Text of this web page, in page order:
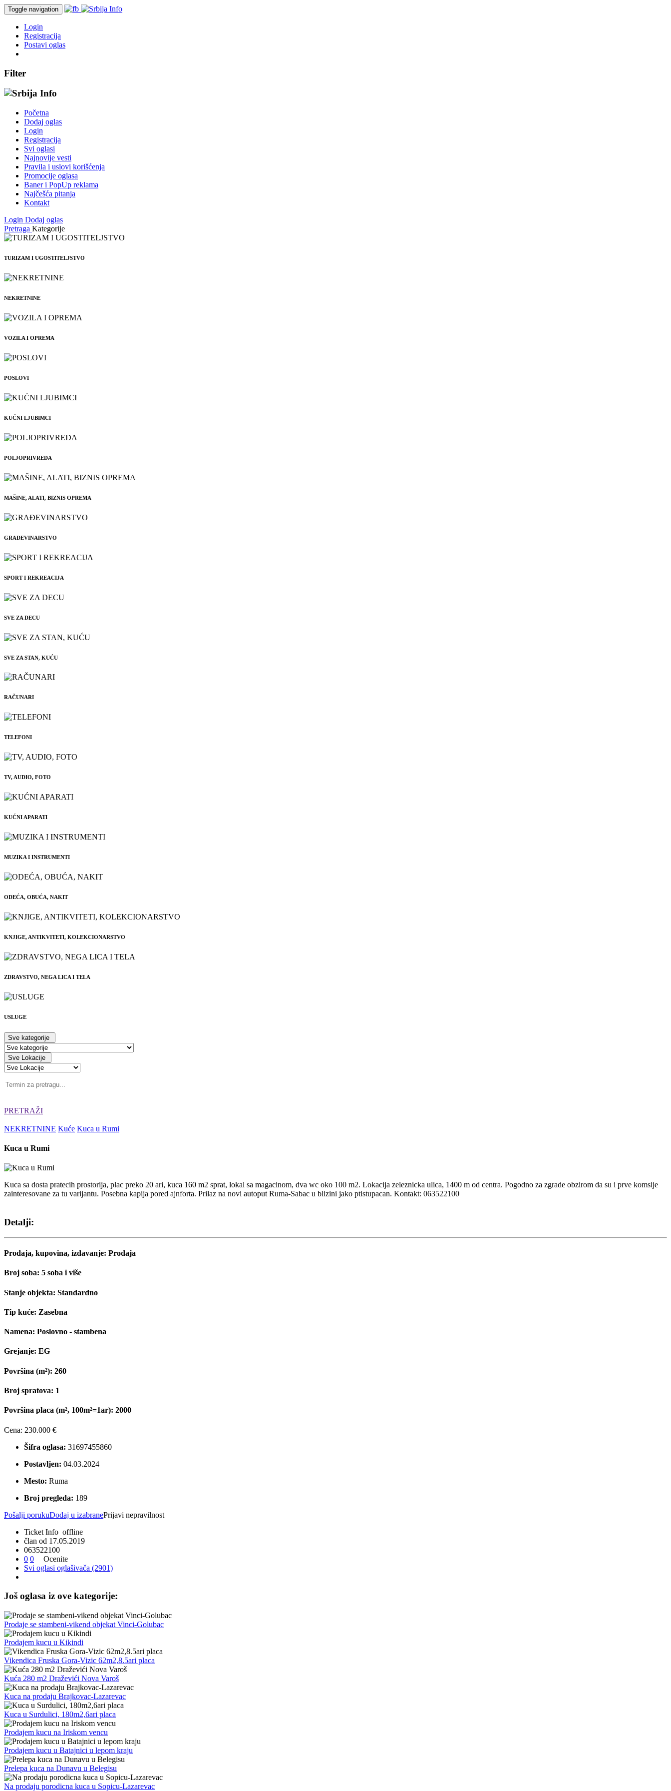
Toggle navigation
Login
Registracija
Postavi oglas
Filter
Početna
Dodaj oglas
Login
Registracija
Svi oglasi
Najnovije vesti
Pravila i uslovi korišćenja
Promocije oglasa
Baner i PopUp reklama
Najčešća pitanja
Kontakt
Login Dodaj oglas
Pretraga Kategorije
TURIZAM I UGOSTITELJSTVO
NEKRETNINE
VOZILA I OPREMA
POSLOVI
KUĆNI LJUBIMCI
POLJOPRIVREDA
MAŠINE, ALATI, BIZNIS OPREMA
GRAĐEVINARSTVO
SPORT I REKREACIJA
SVE ZA DECU
SVE ZA STAN, KUĆU
RAČUNARI
TELEFONI
TV, AUDIO, FOTO
KUĆNI APARATI
MUZIKA I INSTRUMENTI
ODEĆA, OBUĆA, NAKIT
KNJIGE, ANTIKVITETI, KOLEKCIONARSTVO
ZDRAVSTVO, NEGA LICA I TELA
USLUGE
Sve kategorije
Sve Lokacije
PRETRAŽI
NEKRETNINE Kuće Kuca u Rumi
Kuca u Rumi
Kuca sa dosta pratecih prostorija, plac preko 20 ari, kuca 160 m2 sprat, lokal sa magacinom, dva wc oko 100 m2. Lokacija zeleznicka ulica, 1400 m od centra. Pogodno za zgrade obzirom da su i prve komsije
zainteresovane za tu varijantu. Posebna kapija pored ajnforta. Prilaz na novi autoput Ruma-Sabac u blizini jako ptistupacan. Kontakt: 063522100
Detalji:
Prodaja, kupovina, izdavanje: Prodaja
Broj soba: 5 soba i više
Stanje objekta: Standardno
Tip kuće: Zasebna
Namena: Poslovno - stambena
Grejanje: EG
Površina (m²): 260
Broj spratova: 1
Površina placa (m², 100m²=1ar): 2000
Cena: 230.000 €
Šifra oglasa: 31697455860
Postavljen: 04.03.2024
Mesto: Ruma
Broj pregleda: 189
Pošalji porukuDodaj u izabranePrijavi nepravilnost
Ticket Info offline
član od 17.05.2019
063522100
0 0
Ocenite
Svi oglasi oglašivača (2901)
Još oglasa iz ove kategorije:
Prodaje se stambeni-vikend objekat Vinci-Golubac
Prodajem kucu u Kikindi
Vikendica Fruska Gora-Vizic 62m2,8.5ari placa
Kuća 280 m2 Draževići Nova Varoš
Kuca na prodaju Brajkovac-Lazarevac
Kuca u Surdulici, 180m2,6ari placa
Prodajem kucu na Iriskom vencu
Prodajem kucu u Batajnici u lepom kraju
Prelepa kuca na Dunavu u Belegisu
Na prodaju porodicna kuca u Sopicu-Lazarevac